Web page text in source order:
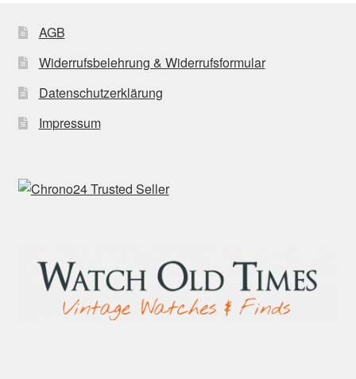
AGB
Widerrufsbelehrung & Widerrufsformular
Datenschutzerklärung
Impressum